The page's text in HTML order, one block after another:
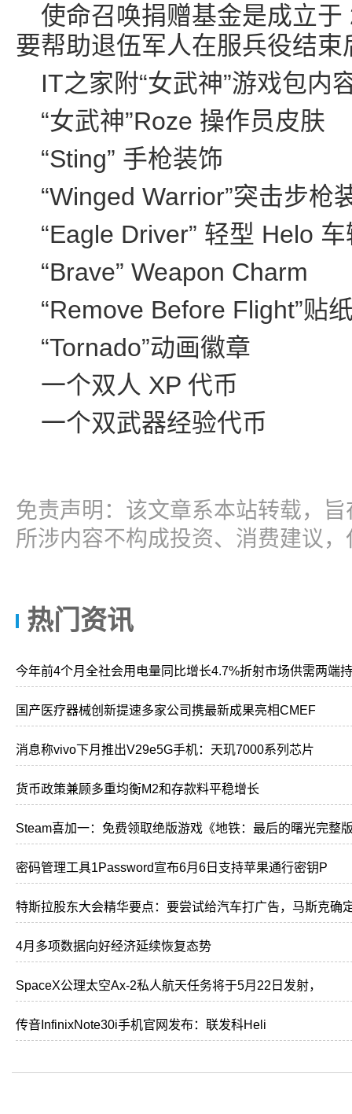
使命召唤捐赠基金是成立
要帮助退伍军人在服兵役结
IT之家附“女武神”游戏包内
“女武神”Roze 操作员皮肤
“Sting” 手枪装饰
“Winged Warrior”突击步枪
“Eagle Driver” 轻型 Helo
“Brave” Weapon Charm
“Remove Before Flight”贴
“Tornado”动画徽章
一个双人 XP 代币
一个双武器经验代币
免责声明：该文章系本站转载，
所涉内容不构成投资、消费建议
热门资讯
今年前4个月全社会用电量同比增长4.7%折射市场供需两端
国产医疗器械创新提速多家公司携最新成果亮相CMEF
消息称vivo下月推出V29e5G手机：天玑7000系列芯片
货币政策兼顾多重均衡M2和存款料平稳增长
Steam喜加一：免费领取绝版游戏《地铁：最后的曙光完整
密码管理工具1Password宣布6月6日支持苹果通行密钥P
特斯拉股东大会精华要点：要尝试给汽车打广告，马斯克确
4月多项数据向好经济延续恢复态势
SpaceX公理太空Ax-2私人航天任务将于5月22日发射，
传音InfinixNote30i手机官网发布：联发科Heli